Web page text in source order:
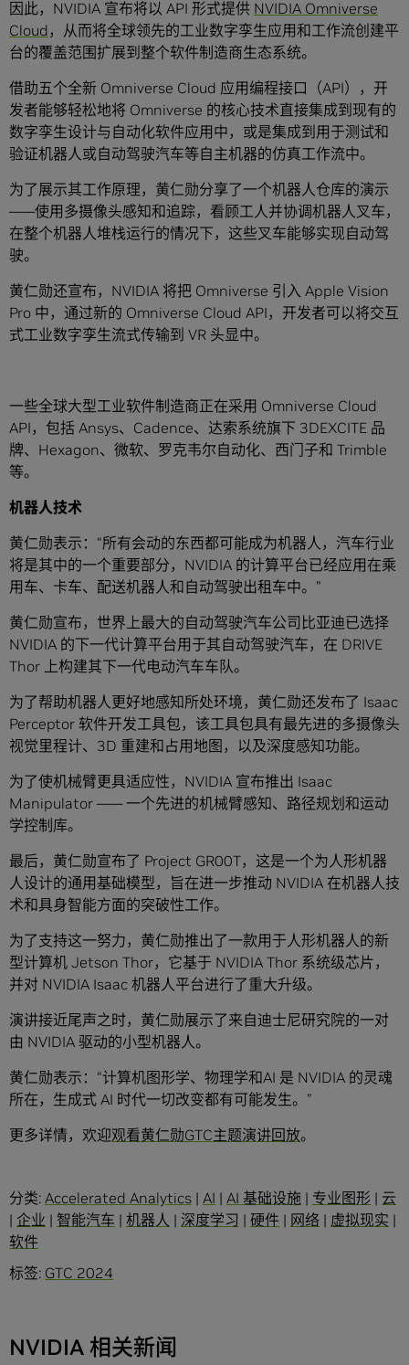
因此，NVIDIA 宣布将以 API 形式提供 NVIDIA Omniverse
Cloud，从而将全球领先的工业数字孪生应用和工作流创建平
台的覆盖范围扩展到整个软件制造商生态系统。
借助五个全新 Omniverse Cloud 应用编程接口（API），开
发者能够轻松地将 Omniverse 的核心技术直接集成到现有的
数字孪生设计与自动化软件应用中，或是集成到用于测试和
验证机器人或自动驾驶汽车等自主机器的仿真工作流中。
为了展示其工作原理，黄仁勋分享了一个机器人仓库的演示
——使用多摄像头感知和追踪，看顾工人并协调机器人叉车，
在整个机器人堆栈运行的情况下，这些叉车能够实现自动驾
驶。
黄仁勋还宣布，NVIDIA 将把 Omniverse 引入 Apple Vision
Pro 中，通过新的 Omniverse Cloud API，开发者可以将交互
式工业数字孪生流式传输到 VR 头显中。
一些全球大型工业软件制造商正在采用 Omniverse Cloud
API，包括 Ansys、Cadence、达索系统旗下 3DEXCITE 品
牌、Hexagon、微软、罗克韦尔自动化、西门子和 Trimble
等。
机器人技术
黄仁勋表示：“所有会动的东西都可能成为机器人，汽车行业
将是其中的一个重要部分，NVIDIA 的计算平台已经应用在乘
用车、卡车、配送机器人和自动驾驶出租车中。”
黄仁勋宣布，世界上最大的自动驾驶汽车公司比亚迪已选择
NVIDIA 的下一代计算平台用于其自动驾驶汽车，在 DRIVE
Thor 上构建其下一代电动汽车车队。
为了帮助机器人更好地感知所处环境，黄仁勋还发布了 Isaac
Perceptor 软件开发工具包，该工具包具有最先进的多摄像头
视觉里程计、3D 重建和占用地图，以及深度感知功能。
为了使机械臂更具适应性，NVIDIA 宣布推出 Isaac
Manipulator —— 一个先进的机械臂感知、路径规划和运动
学控制库。
最后，黄仁勋宣布了 Project GR00T，这是一个为人形机器
人设计的通用基础模型，旨在进一步推动 NVIDIA 在机器人技
术和具身智能方面的突破性工作。
为了支持这一努力，黄仁勋推出了一款用于人形机器人的新
型计算机 Jetson Thor，它基于 NVIDIA Thor 系统级芯片，
并对 NVIDIA Isaac 机器人平台进行了重大升级。
演讲接近尾声之时，黄仁勋展示了来自迪士尼研究院的一对
由 NVIDIA 驱动的小型机器人。
黄仁勋表示：“计算机图形学、物理学和AI 是 NVIDIA 的灵魂
所在，生成式 AI 时代一切改变都有可能发生。”
更多详情，欢迎观看黄仁勋GTC主题演讲回放。
分类: Accelerated Analytics | AI | AI 基础设施 | 专业图形 | 云
| 企业 | 智能汽车 | 机器人 | 深度学习 | 硬件 | 网络 | 虚拟现实 |
软件
标签: GTC 2024
NVIDIA 相关新闻